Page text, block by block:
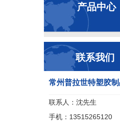
产品中心
联系我们
常州普拉世特塑胶制
联系人：沈先生
手机：13515265120